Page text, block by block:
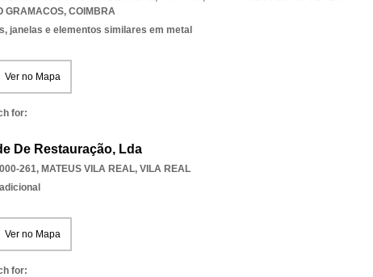
GRAMACOS, COIMBRA
janelas e elementos similares em metal
Ver no Mapa
for:
De Restauração, Lda
261, MATEUS VILA REAL, VILA REAL
Ver no Mapa
for: